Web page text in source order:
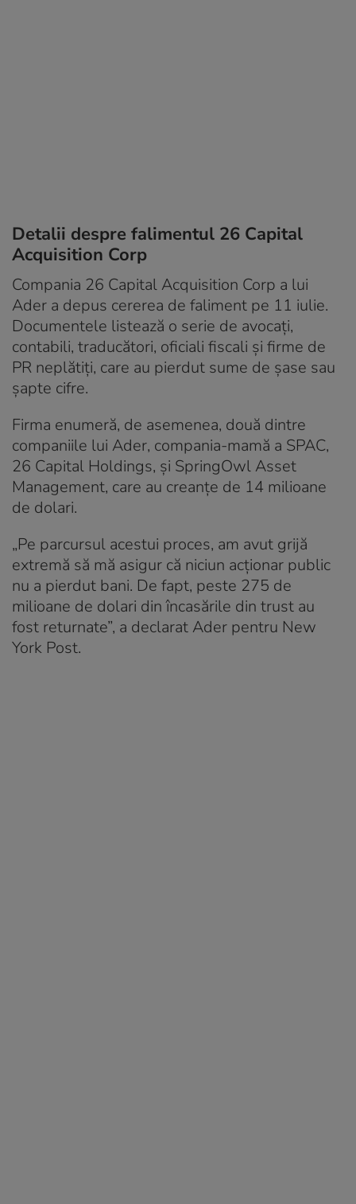
Detalii despre falimentul 26 Capital
Acquisition Corp
Compania 26 Capital Acquisition Corp a lui
Ader a depus cererea de faliment pe 11 iulie.
Documentele listează o serie de avocați,
contabili, traducători, oficiali fiscali și firme de
PR neplătiți, care au pierdut sume de șase sau
șapte cifre.
Firma enumeră, de asemenea, două dintre
companiile lui Ader, compania-mamă a SPAC,
26 Capital Holdings, și SpringOwl Asset
Management, care au creanțe de 14 milioane
de dolari.
„Pe parcursul acestui proces, am avut grijă
extremă să mă asigur că niciun acționar public
nu a pierdut bani. De fapt, peste 275 de
milioane de dolari din încasările din trust au
fost returnate”, a declarat Ader pentru New
York Post.